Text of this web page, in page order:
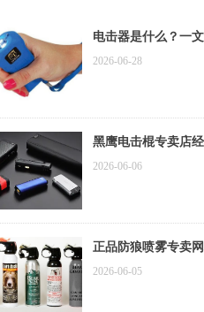
电击器是什么？一
2026-06-28
黑鹰电击棍专卖店
2026-06-06
正品防狼喷雾专卖
2026-06-05